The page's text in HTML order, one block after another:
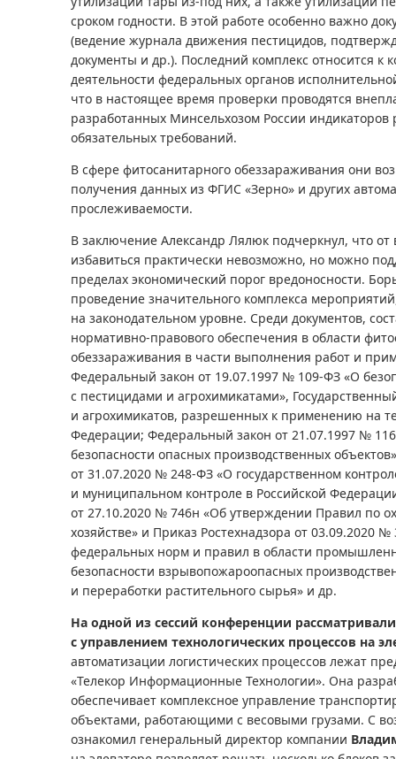
сроком годности. В этой работе особенно важно
(ведение журнала движения пестицидов,
документы и др.). Последний комплекс относится к
деятельности федеральных органов
что в настоящее время проверки проводятся
разработанных Минсельхозом России
обязательных требований.
В сфере фитосанитарного обеззараживания они
получения данных из ФГИС «Зерно» и других
прослеживаемости.
В заключение Александр Лялюк подчеркнул, что от
избавиться практически невозможно, но можно
пределах экономический порог вредоносности.
проведение значительного комплекса
на законодательном уровне. Среди документов,
нормативно-правового обеспечения в области
обеззараживания в части выполнения работ и
Федеральный закон от 19.07.1997 № 109-ФЗ «О
с пестицидами и агрохимикатами»,
и агрохимикатов, разрешенных к применению на
Федерации; Федеральный закон от 21.07.1997 №
безопасности опасных производственных
от 31.07.2020 № 248-ФЗ «О государственном
и муниципальном контроле в Российской
от 27.10.2020 № 746н «Об утверждении Правил по
хозяйстве» и Приказ Ростехнадзора от 03.09.2020
федеральных норм и правил в области
безопасности взрывопожароопасных
и переработки растительного сырья» и др.
На одной из сессий конференции
с управлением технологических процессов на
автоматизации логистических процессов лежат
«Телекор Информационные Технологии». Она
обеспечивает комплексное управление
объектами, работающими с весовыми грузами. С
ознакомил генеральный директор компании